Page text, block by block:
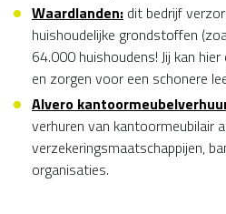
Waardlanden: dit bedrijf
huishoudelijke grondstoffen
64.000 huishoudens! Jij kan
en zorgen voor een schonere
Alvero
verhuren van kantoormeubilair
verzekeringsmaatschappijen,
organisaties.